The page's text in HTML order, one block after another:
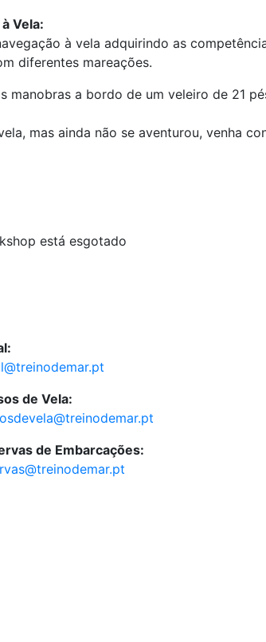
Vela:
à vela adquirindo as
diferentes mareações.
manobras a bordo de um veleiro de 21
mas ainda não se aventurou, venha
está esgotado
de Vela:
de Embarcações: